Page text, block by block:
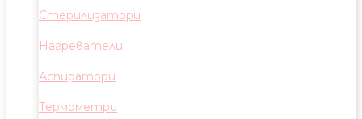
Стерилизатори
Нагреватели
Аспиратори
Термометри